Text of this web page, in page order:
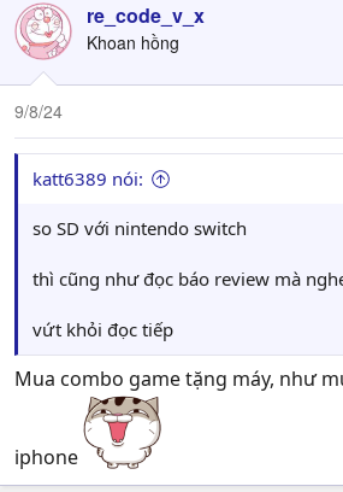
re_code_v_x
Khoan hồng
9/8/24
katt6389 nói:
so SD với nintendo switch
thì cũng như đọc báo review mà
vứt khỏi đọc tiếp
Mua combo game tặng máy, như
iphone